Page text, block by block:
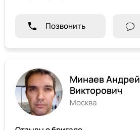
Позвонить
Минаев Андрей
Викторович
Москва